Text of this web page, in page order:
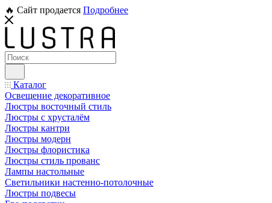
🔥 Сайт продается Подробнее
Каталог
Освещение декоративное
Люстры восточный стиль
Люстры с хрусталём
Люстры кантри
Люстры модерн
Люстры флористика
Люстры стиль прованс
Лампы настольные
Светильники настенно-потолочные
Люстры подвесы